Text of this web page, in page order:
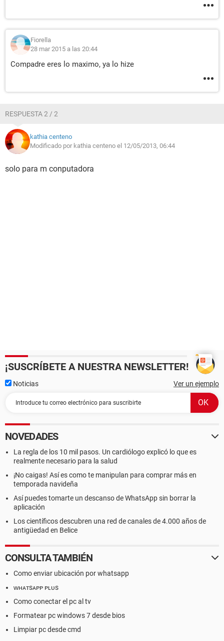
Fiorella
28 mar 2015 a las 20:44
Compadre eres lo maximo, ya lo hize
RESPUESTA 2 / 2
kathia centeno
Modificado por kathia centeno el 12/05/2013, 06:44
solo para m conputadora
¡SUSCRÍBETE A NUESTRA NEWSLETTER!
Noticias Ver un ejemplo
NOVEDADES
La regla de los 10 mil pasos. Un cardiólogo explicó lo que es
realmente necesario para la salud
¡No caigas! Así es como te manipulan para comprar más en
temporada navideña
Así puedes tomarte un descanso de WhatsApp sin borrar la
aplicación
Los científicos descubren una red de canales de 4.000 años de
antigüedad en Belice
CONSULTA TAMBIÉN
Como enviar ubicación por whatsapp
ᴡʜᴀᴛsᴀᴘᴘ ᴘʟᴜs
Como conectar el pc al tv
Formatear pc windows 7 desde bios
Limpiar pc desde cmd